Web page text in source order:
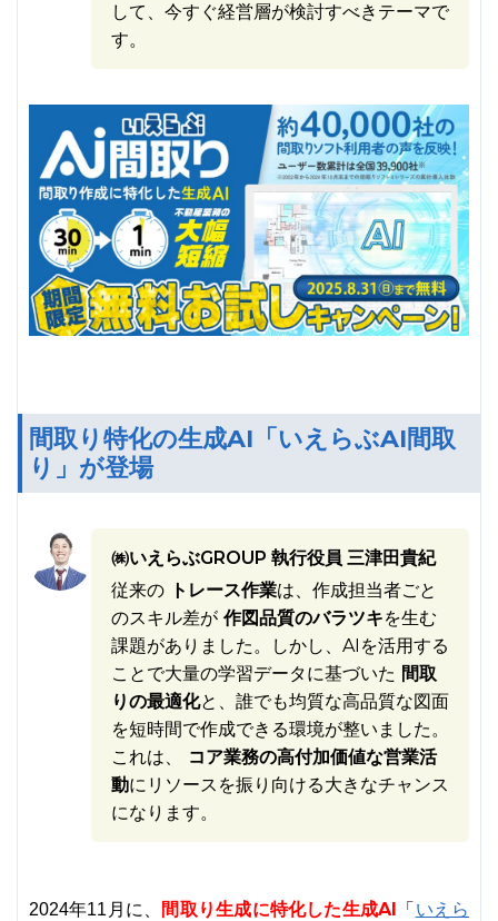
して、今すぐ経営層が検討すべきテーマで
す。
間取り特化の生成AI「いえらぶAI間取
り」が登場
㈱いえらぶGROUP 執行役員 三津田貴紀
従来の トレース作業は、作成担当者ごと
のスキル差が 作図品質のバラツキを生む
課題がありました。しかし、AIを活用する
ことで大量の学習データに基づいた 間取
りの最適化と、誰でも均質な高品質な図面
を短時間で作成できる環境が整いました。
これは、
コア業務の高付加価値な営業活
動にリソースを振り向ける大きなチャンス
になります。
2024年11月に、 間取り生成に特化した生成AI 「 いえら